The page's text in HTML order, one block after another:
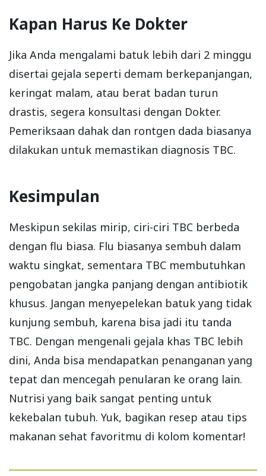
Kapan Harus Ke Dokter
Jika Anda mengalami batuk lebih dari 2 minggu
disertai gejala seperti demam berkepanjangan,
keringat malam, atau berat badan turun
drastis, segera konsultasi dengan Dokter.
Pemeriksaan dahak dan rontgen dada biasanya
dilakukan untuk memastikan diagnosis TBC.
Kesimpulan
Meskipun sekilas mirip, ciri-ciri TBC berbeda
dengan flu biasa. Flu biasanya sembuh dalam
waktu singkat, sementara TBC membutuhkan
pengobatan jangka panjang dengan antibiotik
khusus. Jangan menyepelekan batuk yang tidak
kunjung sembuh, karena bisa jadi itu tanda
TBC. Dengan mengenali gejala khas TBC lebih
dini, Anda bisa mendapatkan penanganan yang
tepat dan mencegah penularan ke orang lain.
Nutrisi yang baik sangat penting untuk
kekebalan tubuh. Yuk, bagikan resep atau tips
makanan sehat favoritmu di kolom komentar!